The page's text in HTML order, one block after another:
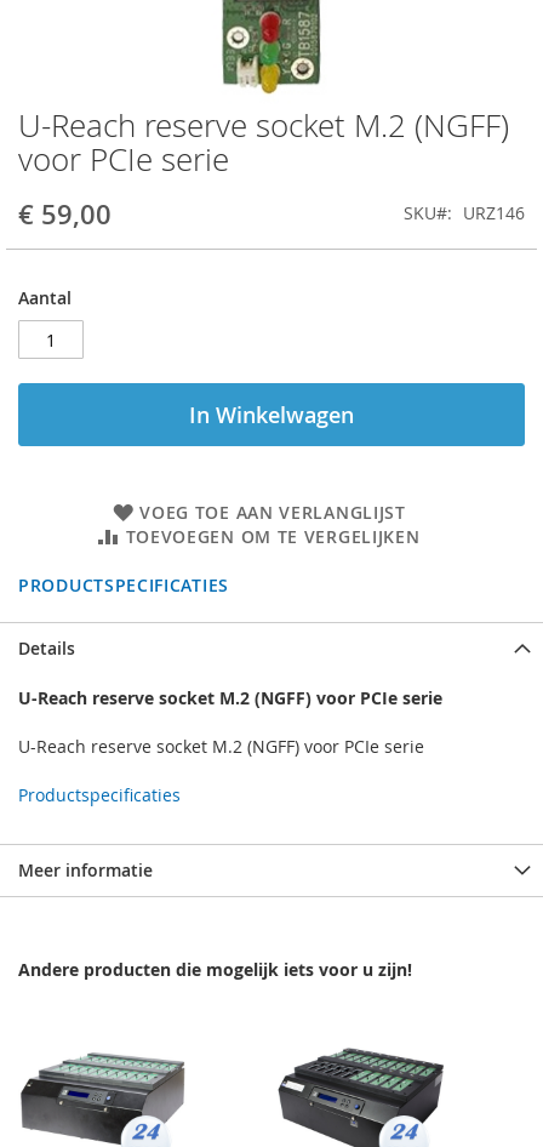
U-Reach reserve socket M.2 (NGFF)
voor PCIe serie
€ 59,00 SKU URZ146
Aantal
In Winkelwagen
VOEG TOE AAN VERLANGLIJST
TOEVOEGEN OM TE VERGELIJKEN
PRODUCTSPECIFICATIES
Ga
naar
het
van
gallerij
Details
U-Reach reserve socket M.2 (NGFF) voor PCIe serie
U-Reach reserve socket M.2 (NGFF) voor PCIe serie
Productspecificaties
Meer informatie
Andere producten die mogelijk iets voor u zijn!